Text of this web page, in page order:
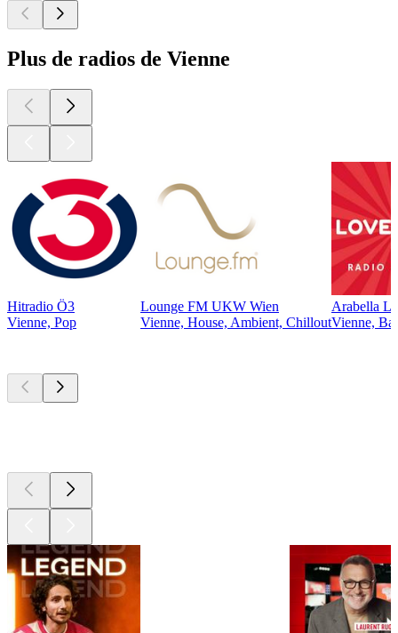
Plus de radios de Vienne
Hitradio Ö3
Vienne, Pop
Lounge FM UKW Wien
Vienne, House, Ambient, Chillout
Arabella
Vienne,